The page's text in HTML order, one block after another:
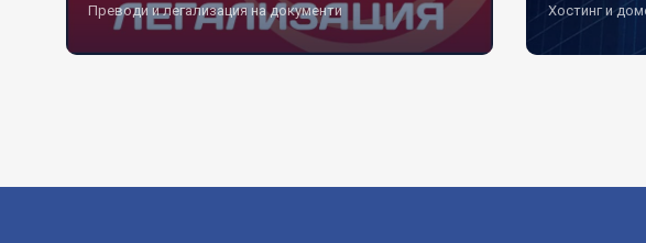
Преводи и легализация на документи Хостинг и